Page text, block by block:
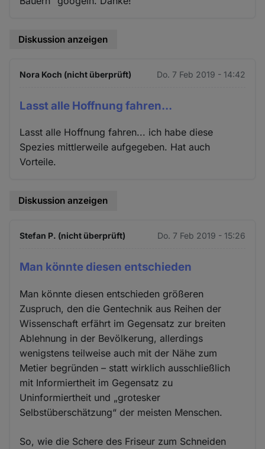
Diskussion anzeigen
Nora Koch (nicht überprüft) Do. 7 Feb 2019 - 14:42
Lasst alle Hoffnung fahren...
Lasst alle Hoffnung fahren... ich habe diese
Spezies mittlerweile aufgegeben. Hat auch
Vorteile.
Diskussion anzeigen
Stefan P. (nicht überprüft) Do. 7 Feb 2019 - 15:26
Man könnte diesen entschieden
Man könnte diesen entschieden größeren
Zuspruch, den die Gentechnik aus Reihen der
Wissenschaft erfährt im Gegensatz zur breiten
Ablehnung in der Bevölkerung, allerdings
wenigstens teilweise auch mit der Nähe zum
Metier begründen – statt wirklich ausschließlich
mit Informiertheit im Gegensatz zu
Uninformiertheit und „grotesker
Selbstüberschätzung“ der meisten Menschen.
So, wie die Schere des Friseur zum Schneiden